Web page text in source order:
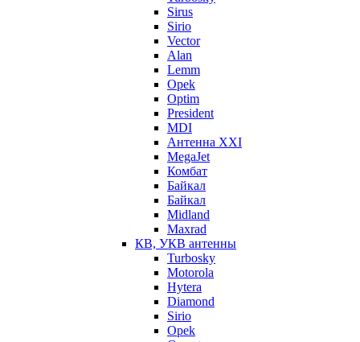
Sirus
Sirio
Vector
Alan
Lemm
Opek
Optim
President
MDI
Антенна XXI
MegaJet
Комбат
Байкал
Байкал
Midland
Maxrad
КВ, УКВ антенны
Turbosky
Motorola
Hytera
Diamond
Sirio
Opek